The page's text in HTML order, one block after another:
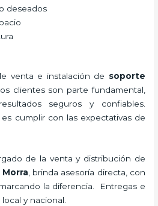
deseados
venta e instalación de soporte
clientes son parte fundamental,
seguros y confiables.
cumplir con las expectativas de
de la venta y distribución de
, brinda asesoría directa, con
la diferencia. Entregas e
y nacional.